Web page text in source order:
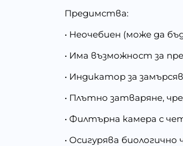
Предимства:
• Неочебиен (може да
• Има възможност за
• Индикатор за
• Плътно затваряне,
• Филтърна камера с
• Осигурява